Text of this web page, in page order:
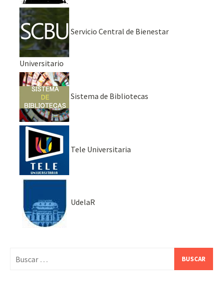
Servicio Central de Bienestar
Universitario
Sistema de Bibliotecas
Tele Universitaria
UdelaR